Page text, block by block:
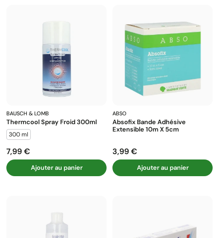
BAUSCH & LOMB
Thermcool Spray Froid 300ml
300 ml
Prix
7,99 €
Ajouter au panier
ABSO
Absofix Bande Adhésive
Extensible 10m X 5cm
Prix
3,99 €
Ajouter au panier